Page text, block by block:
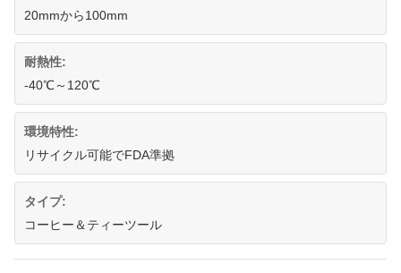
20mmから100mm
耐熱性:
-40℃～120℃
環境特性:
リサイクル可能でFDA準拠
タイプ:
コーヒー＆ティーツール